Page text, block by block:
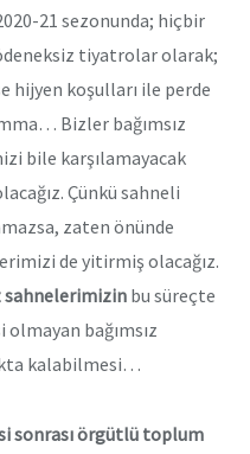
21 sezonunda; hiçbir
tiyatrolar olarak;
hijyen koşulları ile perde
Bizler bağımsız
bile karşılamayacak
Çünkü sahneli
zaten önünde
de yitirmiş olacağız.
sahnelerimizin bu süreçte
olmayan bağımsız
kalabilmesi…
sonrası örgütlü toplum